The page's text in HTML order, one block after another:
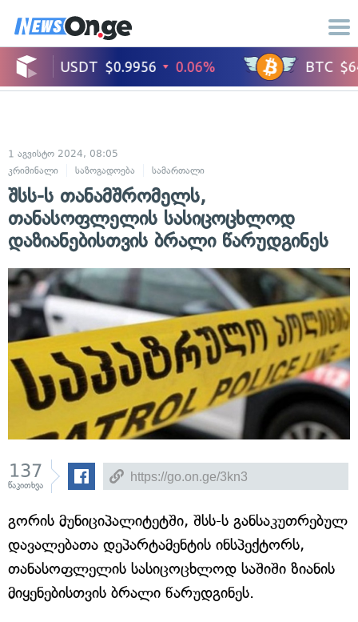
1 აგვისტო 2024, 08:05
კრიმინალი
საზოგადოება სამართალი
შსს-ს თანამშრომელს,
თანასოფლელის სასიცოცხლოდ
დაზიანებისთვის ბრალი წარუდგინეს
137
წაკითხვა
გორის მუნიციპალიტეტში, შსს-ს განსაკუთრებულ
დავალებათა დეპარტამენტის ინსპექტორს,
თანასოფლელის სასიცოცხლოდ საშიში ზიანის
მიყენებისთვის ბრალი წარუდგინეს.